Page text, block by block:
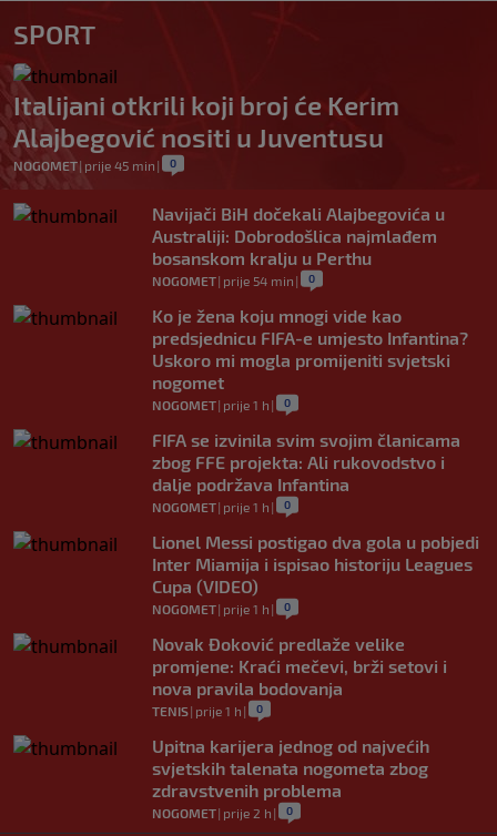
SPORT
Italijani otkrili koji broj će Kerim
Alajbegović nositi u Juventusu
NOGOMET| prije 45 min | 0
Navijači BiH dočekali Alajbegovića u
Australiji: Dobrodošlica najmlađem
bosanskom kralju u Perthu
NOGOMET| prije 54 min | 0
Ko je žena koju mnogi vide kao
predsjednicu FIFA-e umjesto Infantina?
Uskoro mi mogla promijeniti svjetski
nogomet
NOGOMET| prije 1 h | 0
FIFA se izvinila svim svojim članicama
zbog FFE projekta: Ali rukovodstvo i
dalje podržava Infantina
NOGOMET| prije 1 h | 0
Lionel Messi postigao dva gola u pobjedi
Inter Miamija i ispisao historiju Leagues
Cupa (VIDEO)
NOGOMET| prije 1 h | 0
Novak Đoković predlaže velike
promjene: Kraći mečevi, brži setovi i
nova pravila bodovanja
TENIS| prije 1 h | 0
Upitna karijera jednog od najvećih
svjetskih talenata nogometa zbog
zdravstvenih problema
NOGOMET| prije 2 h | 0